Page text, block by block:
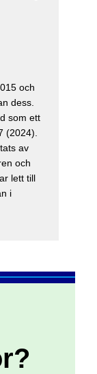
och
dess.
som ett
(2024).
av
och
lett till
i